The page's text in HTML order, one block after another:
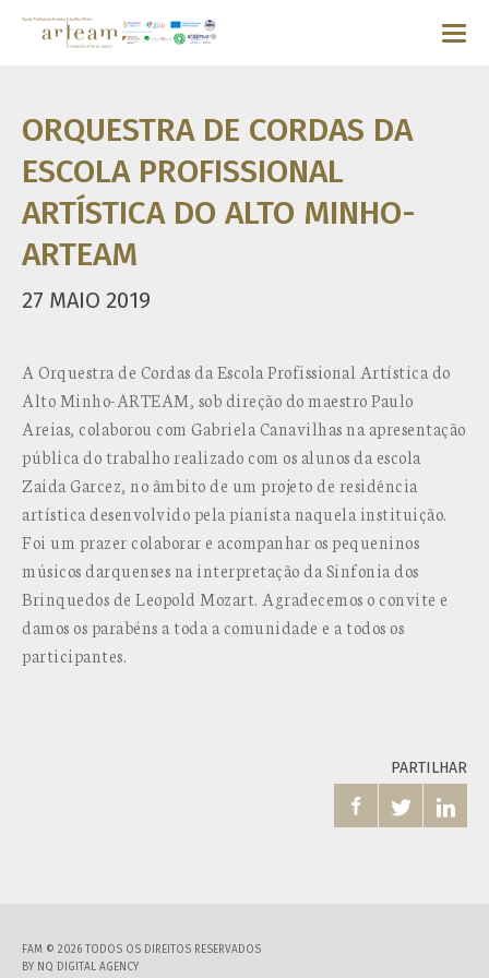
ORQUESTRA DE CORDAS DA
ESCOLA PROFISSIONAL
ARTÍSTICA DO ALTO MINHO-
ARTEAM
27 MAIO 2019
A Orquestra de Cordas da Escola Profissional Artística do
Alto Minho-ARTEAM, sob direção do maestro Paulo
Areias, colaborou com Gabriela Canavilhas na apresentação
pública do trabalho realizado com os alunos da escola
Zaida Garcez, no âmbito de um projeto de residência
artística desenvolvido pela pianista naquela instituição.
Foi um prazer colaborar e acompanhar os pequeninos
músicos darquenses na interpretação da Sinfonia dos
Brinquedos de Leopold Mozart. Agradecemos o convite e
damos os parabéns a toda a comunidade e a todos os
participantes.
PARTILHAR
  
FAM © 2026 TODOS OS DIREITOS RESERVADOS
BY NQ DIGITAL AGENCY